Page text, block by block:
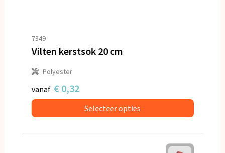
7349
Vilten kerstsok 20 cm
Polyester
vanaf € 0,32
Selecteer opties